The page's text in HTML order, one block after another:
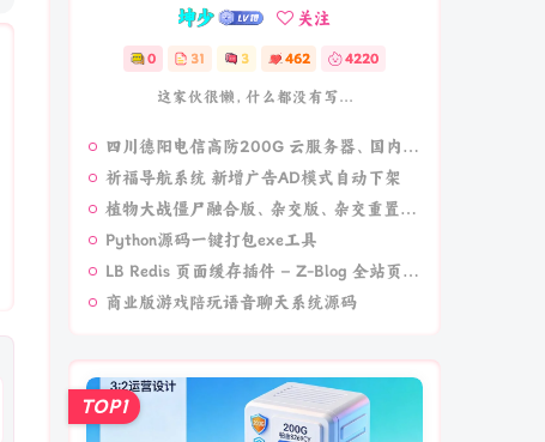
坤少 关注
0 31 3 462 4220
这家伙很懒，什么都没有写...
四川德阳电信高防200G 云服务器、国内云、
祈福导航系统 新增广告AD模式自动下架
植物大战僵尸融合版、杂交版、杂交重置版 安卓+PC电脑版最新版
Python源码一键打包exe工具
LB Redis 页面缓存插件 – Z-Blog 全站页面加速插件
商业版游戏陪玩语音聊天系统源码
TOP1